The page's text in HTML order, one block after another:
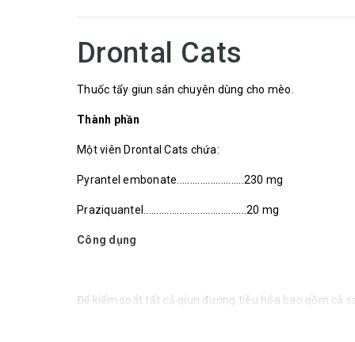
Drontal Cats
Thuốc tẩy giun sán chuyên dùng cho mèo.
Thành phần
Một viên Drontal Cats chứa:
Pyrantel embonate..........................230 mg
Praziquantel........................................20 mg
Công dụng
Để kiểm soát tất cả giun đường tiêu hóa bao gồm cả